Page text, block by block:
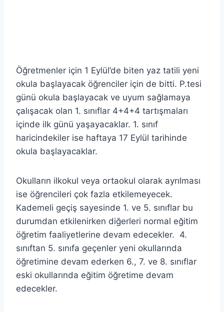
Öğretmenler için 1 Eylül’de biten yaz tatili yeni
okula başlayacak öğrenciler için de bitti. P.tesi
günü okula başlayacak ve uyum sağlamaya
çalışacak olan 1. sınıflar 4+4+4 tartışmaları
içinde ilk günü yaşayacaklar. 1. sınıf
haricindekiler ise haftaya 17 Eylül tarihinde
okula başlayacaklar.
Okulların ilkokul veya ortaokul olarak ayrılması
ise öğrencileri çok fazla etkilemeyecek.
Kademeli geçiş sayesinde 1. ve 5. sınıflar bu
durumdan etkilenirken diğerleri normal eğitim
öğretim faaliyetlerine devam edecekler. 4.
sınıftan 5. sınıfa geçenler yeni okullarında
öğretimine devam ederken 6., 7. ve 8. sınıflar
eski okullarında eğitim öğretime devam
edecekler.